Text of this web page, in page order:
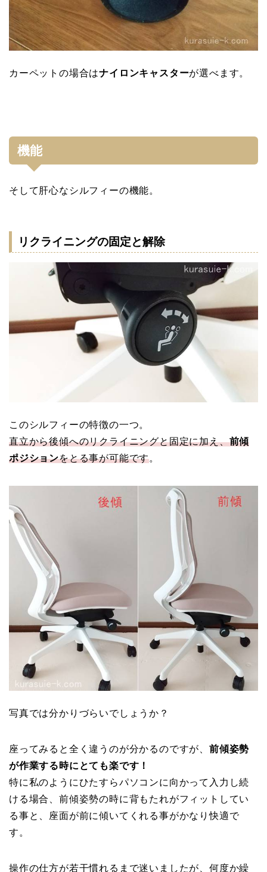
カーペットの場合はナイロンキャスターが選べます。
機能
そして肝心なシルフィーの機能。
リクライニングの固定と解除
このシルフィーの特徴の一つ。
直立から後傾へのリクライニングと固定に加え、前傾
ポジションをとる事が可能です。
写真では分かりづらいでしょうか？
座ってみると全く違うのが分かるのですが、 前傾姿勢
が作業する時にとても楽です！
特に私のようにひたすらパソコンに向かって入力し続
ける場合、前傾姿勢の時に背もたれがフィットしてい
る事と、座面が前に傾いてくれる事がかなり快適で
す。
操作の仕方が若干慣れるまで迷いましたが、何度か繰